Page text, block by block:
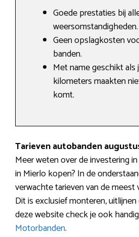
Goede prestaties bij
weersomstandigheden.
Geen opslagkosten
banden.
Met name geschikt als
kilometers maakten
komt.
Tarieven autobanden
Meer weten over de investering
in Mierlo kopen? In de
verwachte tarieven van de
Dit is exclusief monteren,
deze website check je ook
Motorbanden.